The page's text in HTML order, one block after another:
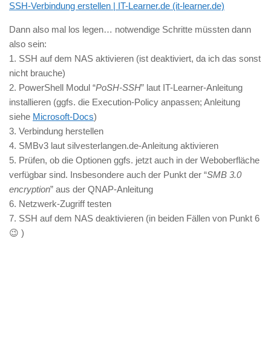
SSH-Verbindung erstellen | IT-Learner.de (it-learner.de)
Dann also mal los legen… notwendige Schritte müssten dann
also sein:
1. SSH auf dem NAS aktivieren (ist deaktiviert, da ich das sonst
nicht brauche)
2. PowerShell Modul “PoSH-SSH” laut IT-Learner-Anleitung
installieren (ggfs. die Execution-Policy anpassen; Anleitung
siehe Microsoft-Docs)
3. Verbindung herstellen
4. SMBv3 laut silvesterlangen.de-Anleitung aktivieren
5. Prüfen, ob die Optionen ggfs. jetzt auch in der Weboberfläche
verfügbar sind. Insbesondere auch der Punkt der “SMB 3.0
encryption” aus der QNAP-Anleitung
6. Netzwerk-Zugriff testen
7. SSH auf dem NAS deaktivieren (in beiden Fällen von Punkt 6
😉 )